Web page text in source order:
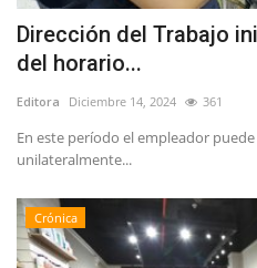
Política
Espectáculos
Dirección del Trabajo
del horario...
Editora Diciembre 14, 2024 361
En este período el empleador
unilateralmente...
Crónica